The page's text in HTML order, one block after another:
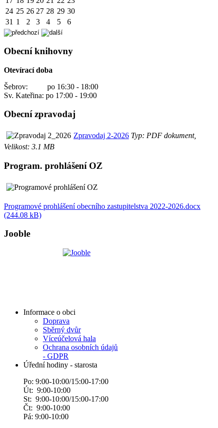
24 25 26 27 28 29 30
31 1 2 3 4 5 6
Obecní knihovny
Otevírací doba
Šebrov: po 16:30 - 18:00
Sv. Kateřina: po 17:00 - 19:00
Obecní zpravodaj
Zpravodaj 2-2026 Typ: PDF dokument,
Velikost: 3.1 MB
Program. prohlášení OZ
Programové prohlášení obecního zastupitelstva 2022-2026.docx
(244.08 kB)
Jooble
Informace o obci
Doprava
Sběrný dvůr
Víceúčelová hala
Ochrana osobních údajů
- GDPR
Úřední hodiny - starosta
Po: 9:00-10:00/15:00-17:00
Út: 9:00-10:00
St: 9:00-10:00/15:00-17:00
Čt: 9:00-10:00
Pá: 9:00-10:00